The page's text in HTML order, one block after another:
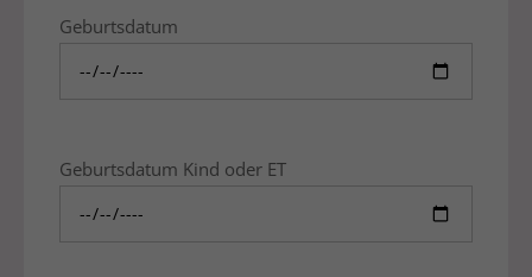
Geburtsdatum
Geburtsdatum Kind oder ET